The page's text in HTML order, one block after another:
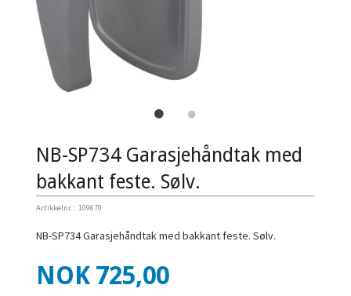
NB-SP734 Garasjehåndtak med
bakkant feste. Sølv.
Artikkelnr.: 109670
NB-SP734 Garasjehåndtak med bakkant feste. Sølv.
Pris
NOK 725,00